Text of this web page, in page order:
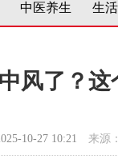
中医养生 生
风了？
10-27 10:21 来源：